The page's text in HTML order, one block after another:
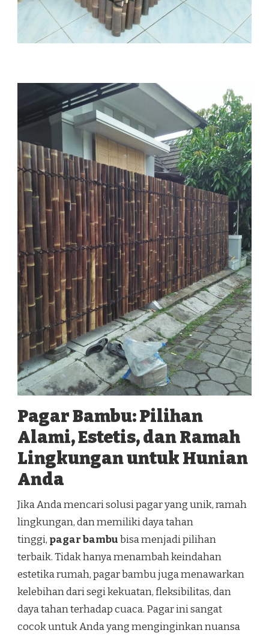
Pagar Bambu: Pilihan
Alami, Estetis, dan Ramah
Lingkungan untuk Hunian
Anda
Jika Anda mencari solusi pagar yang unik, ramah
lingkungan, dan memiliki daya tahan
tinggi, pagar bambubisa menjadi pilihan
terbaik. Tidak hanya menambah keindahan
estetika rumah, pagar bambu juga menawarkan
kelebihan dari segi kekuatan, fleksibilitas, dan
daya tahan terhadap cuaca. Pagar ini sangat
cocok untuk Anda yang menginginkan nuansa